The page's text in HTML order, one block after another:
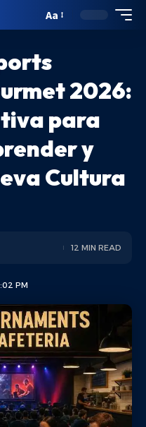
Aa
2026:
para
y
Cultura
PM
12 MIN READ